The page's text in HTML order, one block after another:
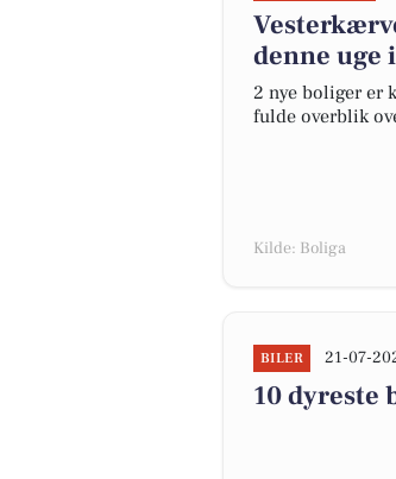
denne uge
2 nye boliger er
fulde overblik
Kilde: Boliga
BILER 21-07-
10 dyreste